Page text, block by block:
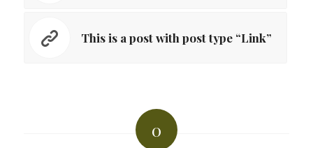
This is a post with post type “Link”
0